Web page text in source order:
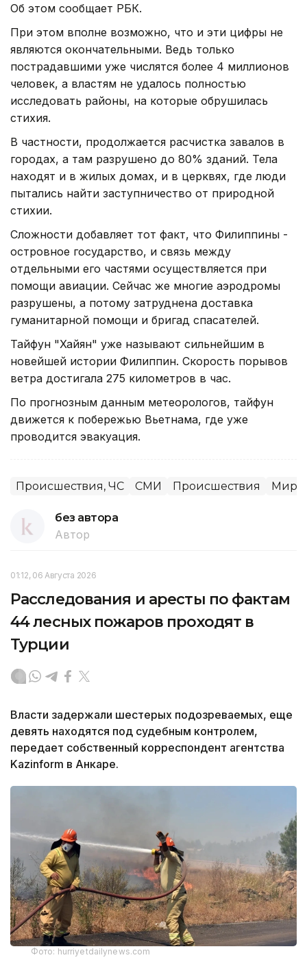
Об этом сообщает РБК.
При этом вполне возможно, что и эти цифры не
являются окончательными. Ведь только
пострадавшими уже числятся более 4 миллионов
человек, а властям не удалось полностью
исследовать районы, на которые обрушилась
стихия.
В частности, продолжается расчистка завалов в
городах, а там разрушено до 80% зданий. Тела
находят и в жилых домах, и в церквях, где люди
пытались найти заступничество от природной
стихии.
Сложности добавляет тот факт, что Филиппины -
островное государство, и связь между
отдельными его частями осуществляется при
помощи авиации. Сейчас же многие аэродромы
разрушены, а потому затруднена доставка
гуманитарной помощи и бригад спасателей.
Тайфун "Хайян" уже называют сильнейшим в
новейшей истории Филиппин. Скорость порывов
ветра достигала 275 километров в час.
По прогнозным данным метеорологов, тайфун
движется к побережью Вьетнама, где уже
проводится эвакуация.
Происшествия, ЧС СМИ Происшествия
без автора
Автор
01:12, 06 Августа 2026
Расследования и аресты по фактам
44 лесных пожаров проходят в
Турции
Власти задержали шестерых подозреваемых, еще
девять находятся под судебным контролем,
передает собственный корреспондент агентства
Kazinform в Анкаре.
Фото: hurriyetdailynews.com